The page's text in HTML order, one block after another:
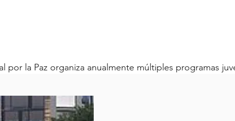
por la Paz organiza anualmente múltiples programas